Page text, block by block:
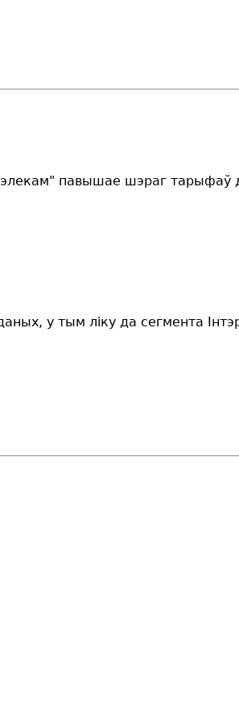
павышае шэраг тарыфаў
у тым ліку да сегмента